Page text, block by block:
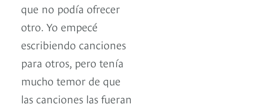
que no podía ofrecer
otro. Yo empecé
escribiendo canciones
para otros, pero tenía
mucho temor de que
las canciones las fueran